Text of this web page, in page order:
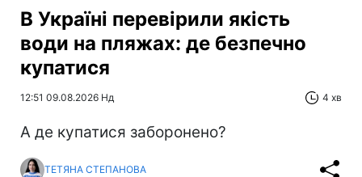
В Україні перевірили якість
води на пляжах: де безпечно
купатися
12:51 09.08.2026 Нд 4 хв
А де купатися заборонено?
ТЕТЯНА СТЕПАНОВА